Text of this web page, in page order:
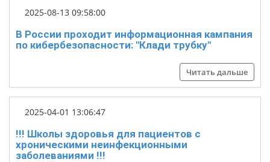
2025-08-13 09:58:00
В России проходит информационная кампания
по кибербезопасности: "Клади трубку"
Читать дальше
2025-04-01 13:06:47
!!! Школы здоровья для пациентов с
хроническими неинфекционными
заболеваниями !!!